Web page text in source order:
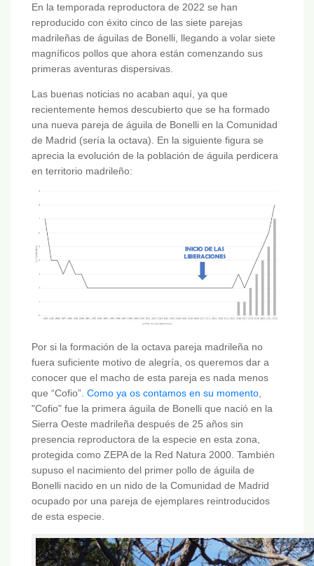
En la temporada reproductora de 2022 se han
reproducido con éxito cinco de las siete parejas
madrileñas de águilas de Bonelli, llegando a volar siete
magníficos pollos que ahora están comenzando sus
primeras aventuras dispersivas.
Las buenas noticias no acaban aquí, ya que
recientemente hemos descubierto que se ha formado
una nueva pareja de águila de Bonelli en la Comunidad
de Madrid (sería la octava). En la siguiente figura se
aprecia la evolución de la población de águila perdicera
en territorio madrileño:
Por si la formación de la octava pareja madrileña no
fuera suficiente motivo de alegría, os queremos dar a
conocer que el macho de esta pareja es nada menos
que “Cofio”. Como ya os contamos en su momento
"Cofio" fue la primera águila de Bonelli que nació en la
Sierra Oeste madrileña después de 25 años sin
presencia reproductora de la especie en esta zona,
protegida como ZEPA de la Red Natura 2000. También
supuso el nacimiento del primer pollo de águila de
Bonelli nacido en un nido de la Comunidad de Madrid
ocupado por una pareja de ejemplares reintroducidos
de esta especie.